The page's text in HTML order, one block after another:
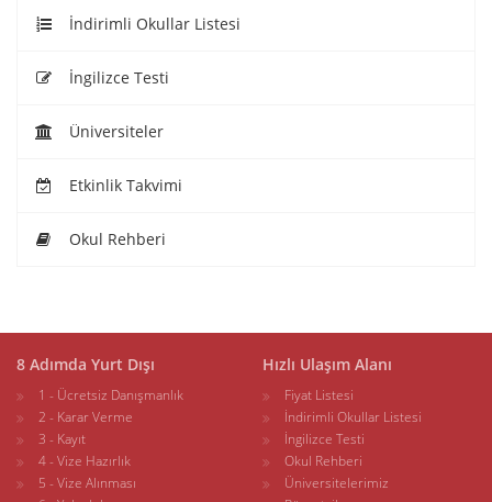
İndirimli Okullar Listesi
İngilizce Testi
Üniversiteler
Etkinlik Takvimi
Okul Rehberi
8 Adımda Yurt Dışı
1 - Ücretsiz Danışmanlık
2 - Karar Verme
3 - Kayıt
4 - Vize Hazırlık
5 - Vize Alınması
Hızlı Ulaşım Alanı
Fiyat Listesi
İndirimli Okullar Listesi
İngilizce Testi
Okul Rehberi
Üniversitelerimiz